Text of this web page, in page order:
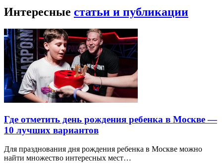
Интересные статьи и публикации
Где отметить день рождения ребенка в Москве —
10 лучших вариантов
Для празднования дня рождения ребенка в Москве можно
найти множество интересных мест…